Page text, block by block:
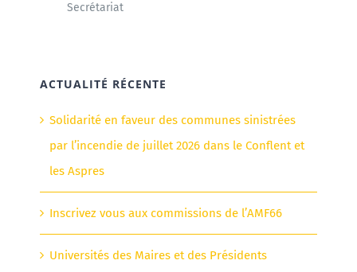
Secrétariat
ACTUALITÉ RÉCENTE
Solidarité en faveur des communes sinistrées
par l’incendie de juillet 2026 dans le Conflent et
les Aspres
Inscrivez vous aux commissions de l’AMF66
Universités des Maires et des Présidents